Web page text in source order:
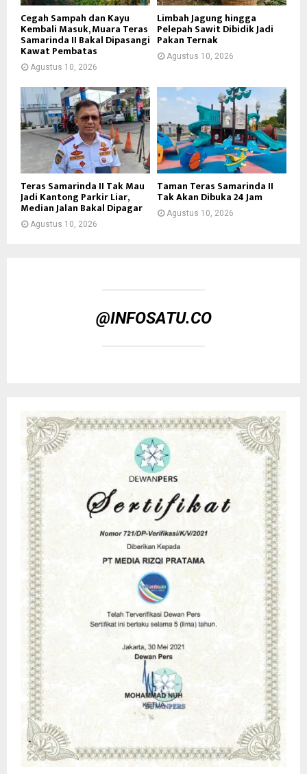
Cegah Sampah dan Kayu
Kembali Masuk, Muara Teras
Samarinda II Bakal Dipasangi
Kawat Pembatas
Agustus 10, 2026
Limbah Jagung hingga
Pelepah Sawit Dibidik Jadi
Pakan Ternak
Agustus 10, 2026
Teras Samarinda II Tak Mau
Jadi Kantong Parkir Liar,
Median Jalan Bakal Dipagar
Agustus 10, 2026
Taman Teras Samarinda II
Tak Akan Dibuka 24 Jam
Agustus 10, 2026
@INFOSATU.CO